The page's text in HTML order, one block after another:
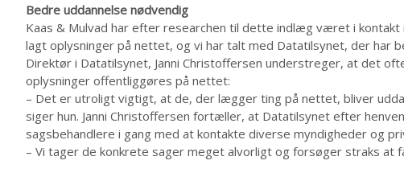
Bedre uddannelse nødvendig
Kaas & Mulvad har efter researchen til dette indlæg været i
lagt oplysninger på nettet, og vi har talt med Datatilsynet, der har
Direktør i Datatilsynet, Janni Christoffersen understreger, at det
oplysninger offentliggøres på nettet:
– Det er utroligt vigtigt, at de, der lægger ting på nettet, bliver
siger hun. Janni Christoffersen fortæller, at Datatilsynet efter
sagsbehandlere i gang med at kontakte diverse myndigheder og
– Vi tager de konkrete sager meget alvorligt og forsøger straks at